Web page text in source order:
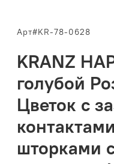
Арт#KR-78-0628
KRANZ
голубой
Цветок с
шторками